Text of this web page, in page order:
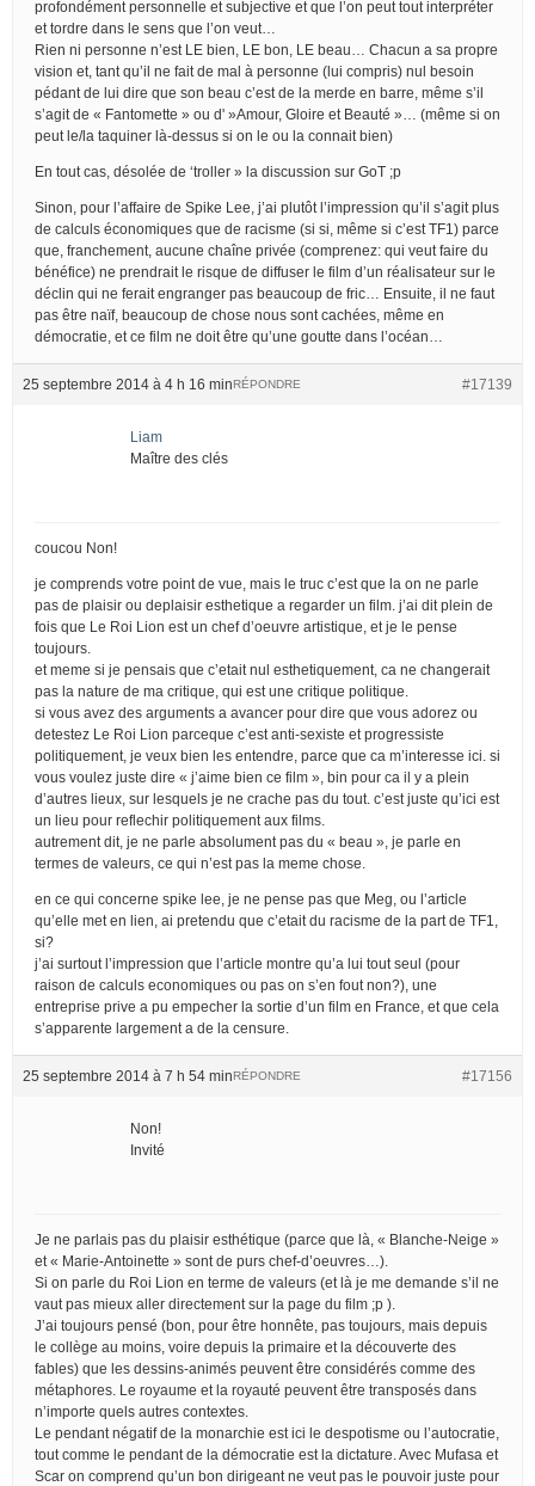
profondément personnelle et subjective et que l’on peut tout interpréter
et tordre dans le sens que l’on veut…
Rien ni personne n’est LE bien, LE bon, LE beau… Chacun a sa propre
vision et, tant qu’il ne fait de mal à personne (lui compris) nul besoin
pédant de lui dire que son beau c’est de la merde en barre, même s’il
s’agit de « Fantomette » ou d' »Amour, Gloire et Beauté »… (même si on
peut le/la taquiner là-dessus si on le ou la connait bien)
En tout cas, désolée de ‘troller » la discussion sur GoT ;p
Sinon, pour l’affaire de Spike Lee, j’ai plutôt l’impression qu’il s’agit plus
de calculs économiques que de racisme (si si, même si c’est TF1) parce
que, franchement, aucune chaîne privée (comprenez: qui veut faire du
bénéfice) ne prendrait le risque de diffuser le film d’un réalisateur sur le
déclin qui ne ferait engranger pas beaucoup de fric… Ensuite, il ne faut
pas être naïf, beaucoup de chose nous sont cachées, même en
démocratie, et ce film ne doit être qu’une goutte dans l’océan…
25 septembre 2014 à 4 h 16 min #17139
RÉPONDRE
Liam
Maître des clés
coucou Non!
je comprends votre point de vue, mais le truc c’est que la on ne parle
pas de plaisir ou deplaisir esthetique a regarder un film. j’ai dit plein de
fois que Le Roi Lion est un chef d’oeuvre artistique, et je le pense
toujours.
et meme si je pensais que c’etait nul esthetiquement, ca ne changerait
pas la nature de ma critique, qui est une critique politique.
si vous avez des arguments a avancer pour dire que vous adorez ou
detestez Le Roi Lion parceque c’est anti-sexiste et progressiste
politiquement, je veux bien les entendre, parce que ca m’interesse ici. si
vous voulez juste dire « j’aime bien ce film », bin pour ca il y a plein
d’autres lieux, sur lesquels je ne crache pas du tout. c’est juste qu’ici est
un lieu pour reflechir politiquement aux films.
autrement dit, je ne parle absolument pas du « beau », je parle en
termes de valeurs, ce qui n’est pas la meme chose.
en ce qui concerne spike lee, je ne pense pas que Meg, ou l’article
qu’elle met en lien, ai pretendu que c’etait du racisme de la part de TF1,
si?
j’ai surtout l’impression que l’article montre qu’a lui tout seul (pour
raison de calculs economiques ou pas on s’en fout non?), une
entreprise prive a pu empecher la sortie d’un film en France, et que cela
s’apparente largement a de la censure.
25 septembre 2014 à 7 h 54 min #17156
RÉPONDRE
Non!
Invité
Je ne parlais pas du plaisir esthétique (parce que là, « Blanche-Neige »
et « Marie-Antoinette » sont de purs chef-d’oeuvres…).
Si on parle du Roi Lion en terme de valeurs (et là je me demande s’il ne
vaut pas mieux aller directement sur la page du film ;p ).
J’ai toujours pensé (bon, pour être honnête, pas toujours, mais depuis
le collège au moins, voire depuis la primaire et la découverte des
fables) que les dessins-animés peuvent être considérés comme des
métaphores. Le royaume et la royauté peuvent être transposés dans
n’importe quels autres contextes.
Le pendant négatif de la monarchie est ici le despotisme ou l’autocratie,
tout comme le pendant de la démocratie est la dictature. Avec Mufasa et
Scar on comprend qu’un bon dirigeant ne veut pas le pouvoir juste pour